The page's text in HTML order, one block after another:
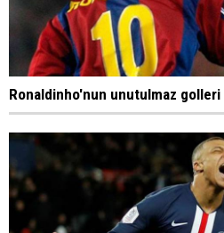
Ronaldinho'nun unutulmaz golleri